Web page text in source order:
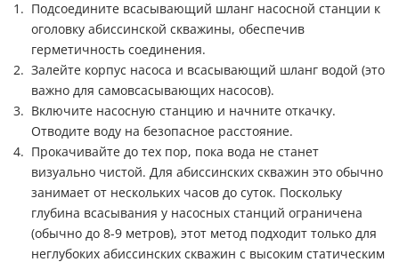
Подсоедините всасывающий шланг насосной станции к
оголовку абиссинской скважины, обеспечив
герметичность соединения.
Залейте корпус насоса и всасывающий шланг водой (это
важно для самовсасывающих насосов).
Включите насосную станцию и начните откачку.
Отводите воду на безопасное расстояние.
Прокачивайте до тех пор, пока вода не станет
визуально чистой. Для абиссинских скважин это обычно
занимает от нескольких часов до суток. Поскольку
глубина всасывания у насосных станций ограничена
(обычно до 8-9 метров), этот метод подходит только для
неглубоких абиссинских скважин с высоким статическим